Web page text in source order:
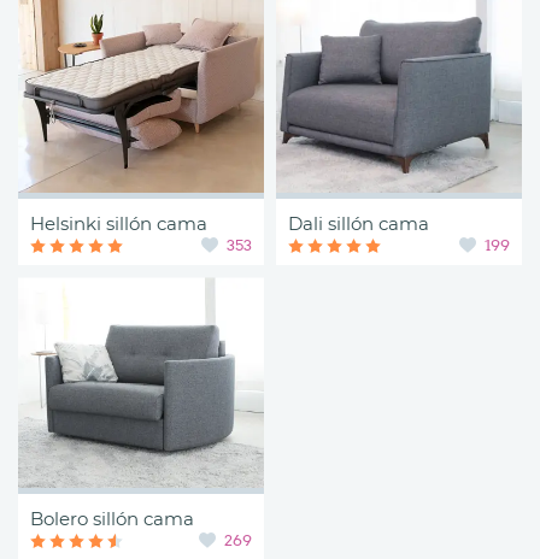
Helsinki sillón cama
353
Dali sillón cama
199
Bolero sillón cama
269